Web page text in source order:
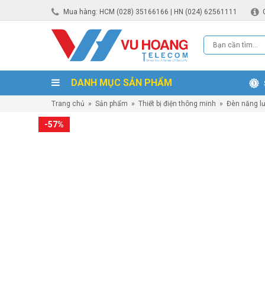
Mua hàng: HCM (028) 35166166 | HN (024) 62561111
DANH MỤC SẢN PHẨM
Trang chủ » Sản phẩm » Thiết bị điện thông minh » Đèn năng
-57%